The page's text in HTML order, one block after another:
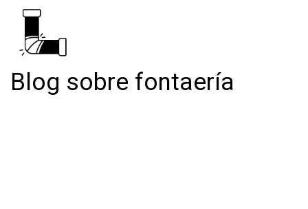
Blog sobre fontaería